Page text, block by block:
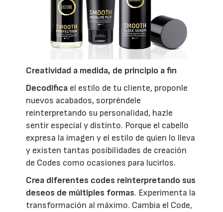
Creatividad a medida, de principio a fin
Decodifica el estilo de tu cliente, proponle
nuevos acabados, sorpréndele
reinterpretando su personalidad, hazle
sentir especial y distinto. Porque el cabello
expresa la imagen y el estilo de quien lo lleva
y existen tantas posibilidades de creación
de Codes como ocasiones para lucirlos.
Crea diferentes codes reinterpretando sus
deseos de múltiples formas. Experimenta la
transformación al máximo. Cambia el Code,